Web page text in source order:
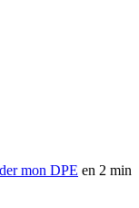
mon DPE en 2 min